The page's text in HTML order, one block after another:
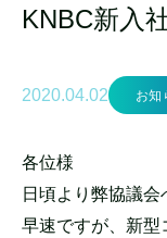
KNBC新入
2020.04.02 お知
各位様
日頃より弊協議会
早速ですが、新型